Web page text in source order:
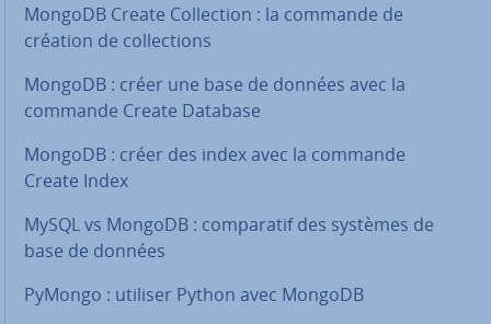
MongoDB Create Col­lec­tion : la commande de
création de col­lec­tions
MongoDB : créer une base de données avec la
commande Create Database
MongoDB : créer des index avec la commande
Create Index
MySQL vs MongoDB : com­pa­ra­tif des systèmes de
base de données
PyMongo : utiliser Python avec MongoDB